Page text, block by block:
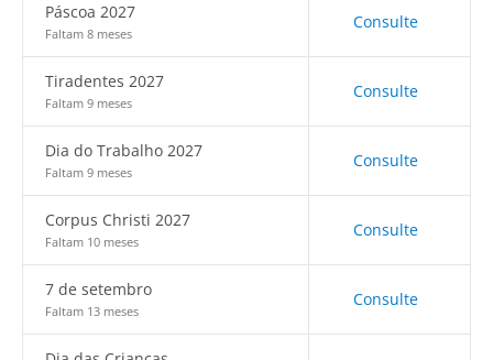
Páscoa 2027
Faltam 8 meses
Consulte
Tiradentes 2027
Faltam 9 meses
Consulte
Dia do Trabalho 2027
Faltam 9 meses
Consulte
Corpus Christi 2027
Faltam 10 meses
Consulte
7 de setembro
Faltam 13 meses
Consulte